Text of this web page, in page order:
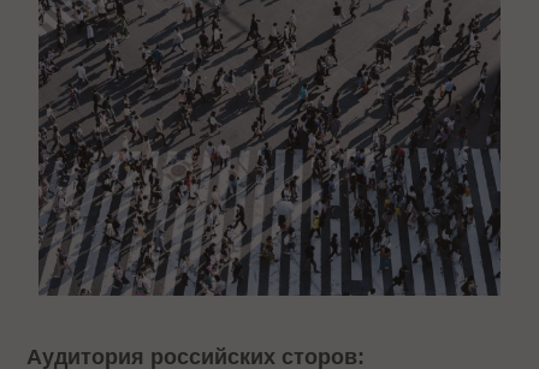
Аудитория российских сторов: